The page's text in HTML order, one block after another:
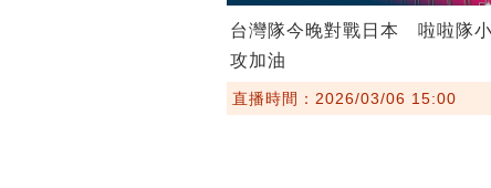
台灣隊今晚對戰日本 啦啦隊
攻加油
直播時間：2026/03/06 15:00